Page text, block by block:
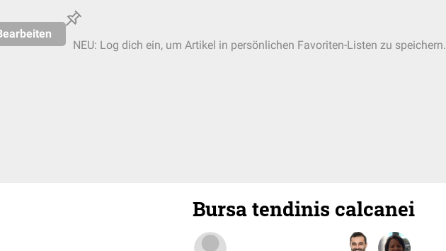
NEU: Log dich ein, um Artikel in persönlichen Favoriten-Listen zu speichern.
Bursa tendinis calcanei